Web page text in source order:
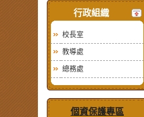
行政組織
校長室
教導處
總務處
個資保護專區